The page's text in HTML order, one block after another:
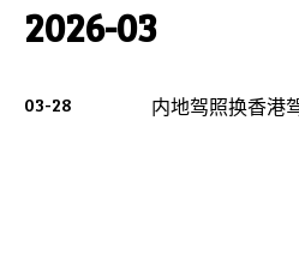
2026-03
03-28 内地驾照换香港